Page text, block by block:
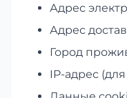
Адрес
Адрес
Город
IP-адрес